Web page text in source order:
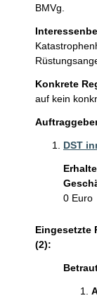
BMVg.
Konkrete
auf kein
DST
0 Euro
Eingesetzte
(2):